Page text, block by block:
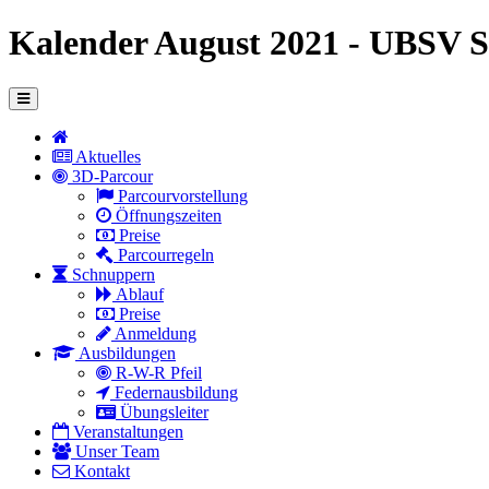
Kalender August 2021 - UBSV
Aktuelles
3D-Parcour
Parcourvorstellung
Öffnungszeiten
Preise
Parcourregeln
Schnuppern
Ablauf
Preise
Anmeldung
Ausbildungen
R-W-R Pfeil
Federnausbildung
Übungsleiter
Veranstaltungen
Unser Team
Kontakt